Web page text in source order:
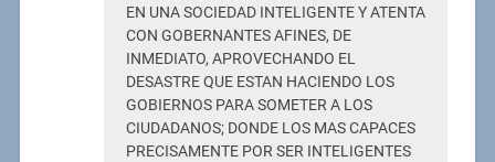
EN UNA SOCIEDAD INTELIGENTE Y ATENTA
CON GOBERNANTES AFINES, DE
INMEDIATO, APROVECHANDO EL
DESASTRE QUE ESTAN HACIENDO LOS
GOBIERNOS PARA SOMETER A LOS
CIUDADANOS; DONDE LOS MAS CAPACES
PRECISAMENTE POR SER INTELIGENTES